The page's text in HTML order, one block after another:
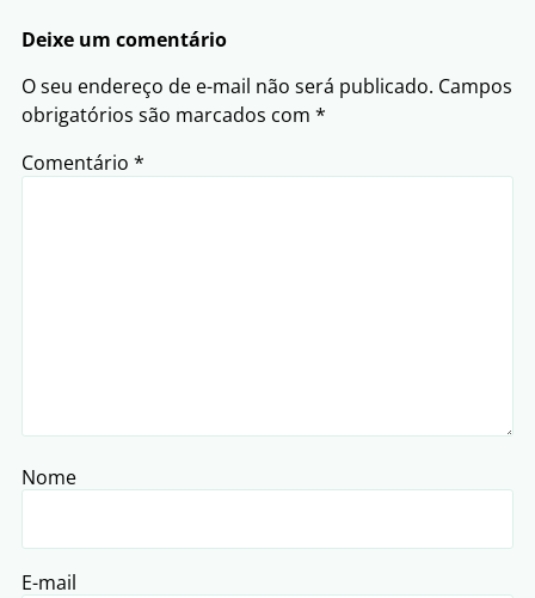
Deixe um comentário
O seu endereço de e-mail não será publicado. Campos
obrigatórios são marcados com *
Comentário *
Nome
E-mail